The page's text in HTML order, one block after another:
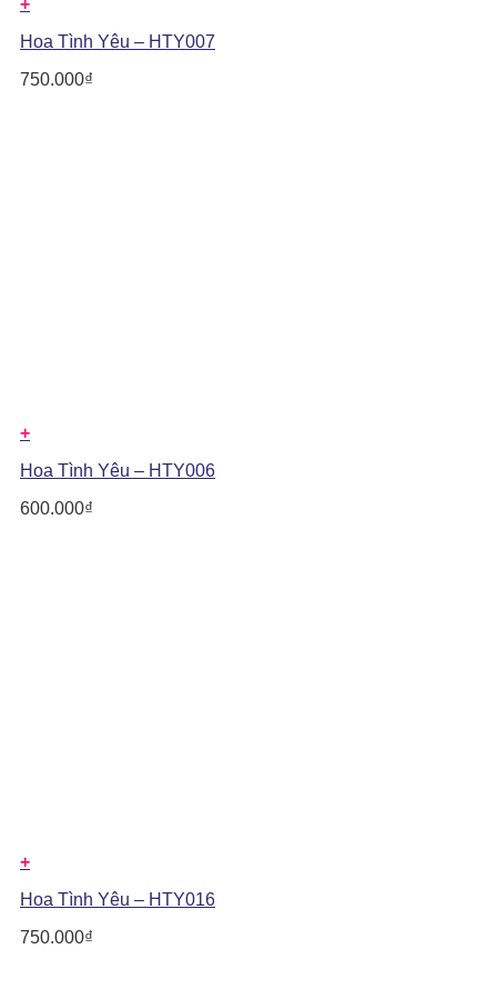
+
Hoa Tình Yêu – HTY007
750.000₫
+
Hoa Tình Yêu – HTY006
600.000₫
+
Hoa Tình Yêu – HTY016
750.000₫